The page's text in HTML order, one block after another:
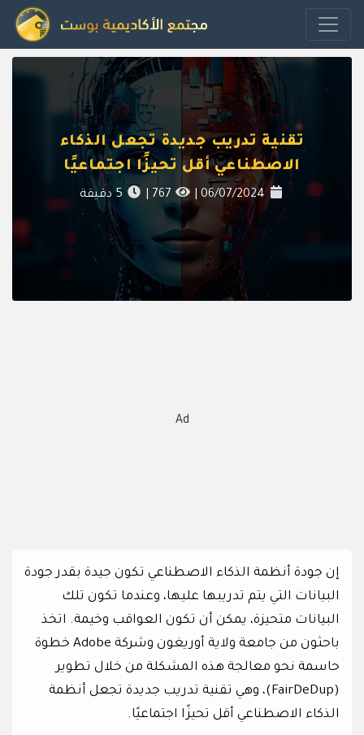
تقنية تدريب جديدة تجعل الذكاء
الاصطناعي أقل تحيزًا اجتماعيًا
06/07/2024
5 دقيقة
Ad
إن جودة أنظمة الذكاء الاصطناعي تكون جيدة بقدر جودة
البيانات التي يتم تدريبها عليها، وعندما تكون تلك
البيانات متحيزة، يمكن أن تكون العواقب وخيمة. اتخذ
باحثون من جامعة ولاية أوريغون وشركة Adobe خطوة
حاسمة نحو معالجة هذه المشكلة من خلال تطوير
(FairDeDup)، وهي تقنية تدريب جديدة تجعل أنظمة
الذكاء الاصطناعي أقل تحيزًا اجتماعيًا.